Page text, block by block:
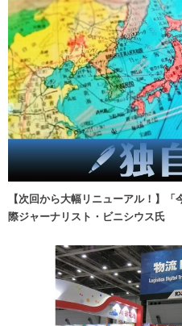
【次回から大幅リニューアル！】
際ジャーナリスト・ビニシウス氏